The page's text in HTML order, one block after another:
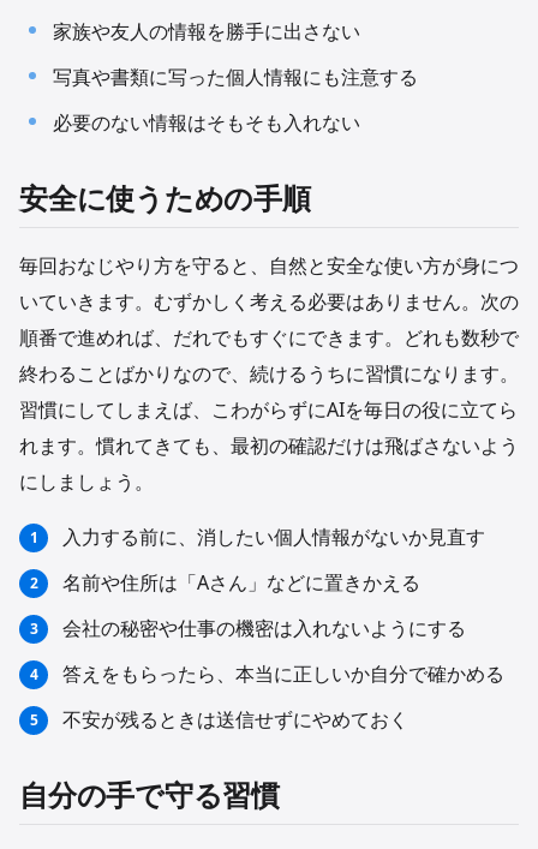
家族や友人の情報を勝手に出さない
写真や書類に写った個人情報にも注意する
必要のない情報はそもそも入れない
安全に使うための手順
毎回おなじやり方を守ると、自然と安全な使い方が身につ
いていきます。むずかしく考える必要はありません。次の
順番で進めれば、だれでもすぐにできます。どれも数秒で
終わることばかりなので、続けるうちに習慣になります。
習慣にしてしまえば、こわがらずにAIを毎日の役に立てら
れます。慣れてきても、最初の確認だけは飛ばさないよう
にしましょう。
入力する前に、消したい個人情報がないか見直す
名前や住所は「Aさん」などに置きかえる
会社の秘密や仕事の機密は入れないようにする
答えをもらったら、本当に正しいか自分で確かめる
不安が残るときは送信せずにやめておく
自分の手で守る習慣